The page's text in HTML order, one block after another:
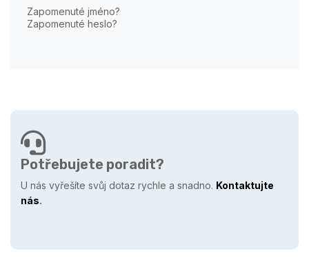
Zapomenuté jméno?
Zapomenuté heslo?
Potřebujete poradit?
U nás vyřešíte svůj dotaz rychle a snadno. Kontaktujte
nás.